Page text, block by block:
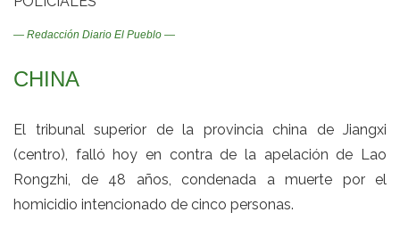
— Redacción Diario El Pueblo —
CHINA
El tribunal superior de la provincia china de Jiangxi
(centro), falló hoy en contra de la apelación de Lao
Rongzhi, de 48 años, condenada a muerte por el
homicidio intencionado de cinco personas.